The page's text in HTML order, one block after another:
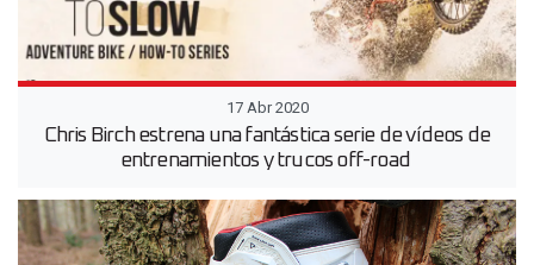
17 Abr 2020
Chris Birch estrena una fantástica serie de vídeos de
entrenamientos y trucos off-road